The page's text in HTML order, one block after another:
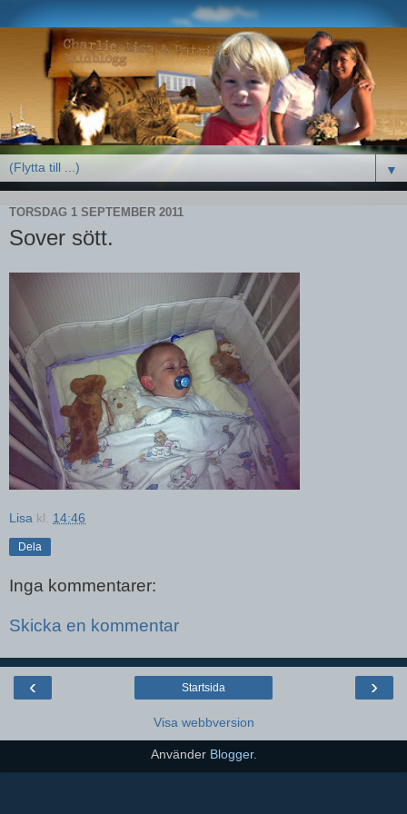
▼
TORSDAG 1 SEPTEMBER 2011
Sover sött.
Lisa kl. 14:46
Dela
Inga kommentarer:
Skicka en kommentar
‹ ›
Startsida
Visa webbversion
Använder Blogger.